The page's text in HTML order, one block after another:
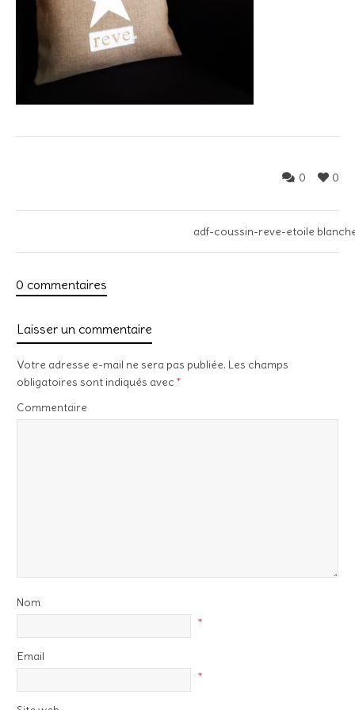
0
0
adf-coussin-reve-etoile
0 commentaires
Laisser un commentaire
Votre adresse e-mail ne sera pas publiée. Les champs
obligatoires sont indiqués avec *
Commentaire
Nom
*
Email
*